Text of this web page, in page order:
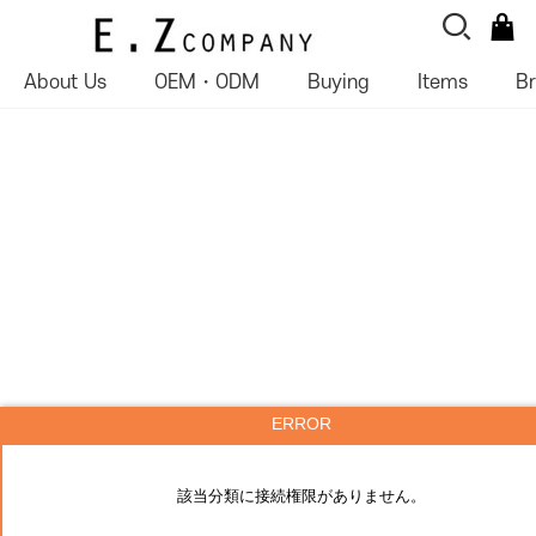
About Us OEM・ODM Buying Items
ERROR
該当分類に接続権限がありません。